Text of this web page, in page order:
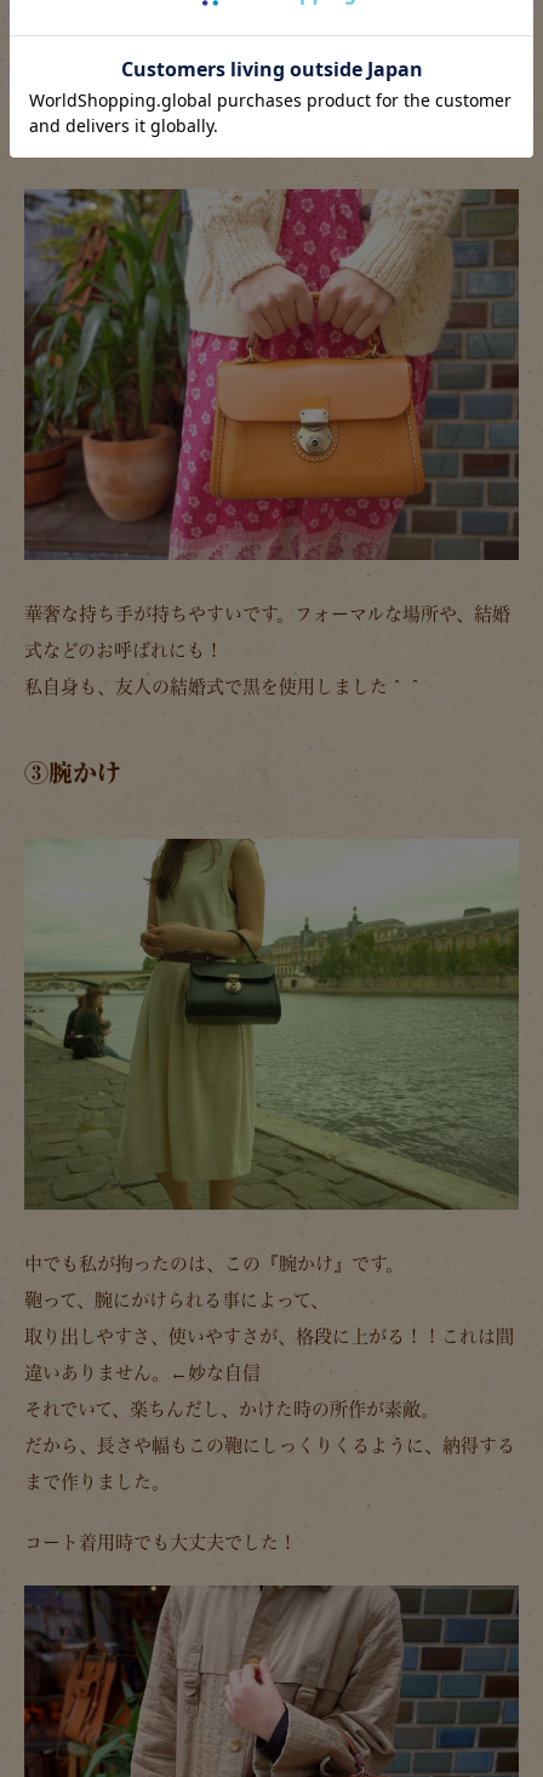
◎
②手持ち
華奢な持ち手が持ちやすいです。フォーマルな場所や、結婚
式などのお呼ばれにも！
私自身も、友人の結婚式で黒を使用しました＾＾
③腕かけ
中でも私が拘ったのは、この 『腕かけ』 です。
鞄って、腕にかけられる事によって、
取り出しやすさ、使いやすさが、格段に上がる！！これは間
違いありません。←妙な自信
それでいて、楽ちんだし、かけた時の所作が素敵。
だから、長さや幅もこの鞄にしっくりくるように、納得する
まで作りました。
コート着用時でも大丈夫でした！